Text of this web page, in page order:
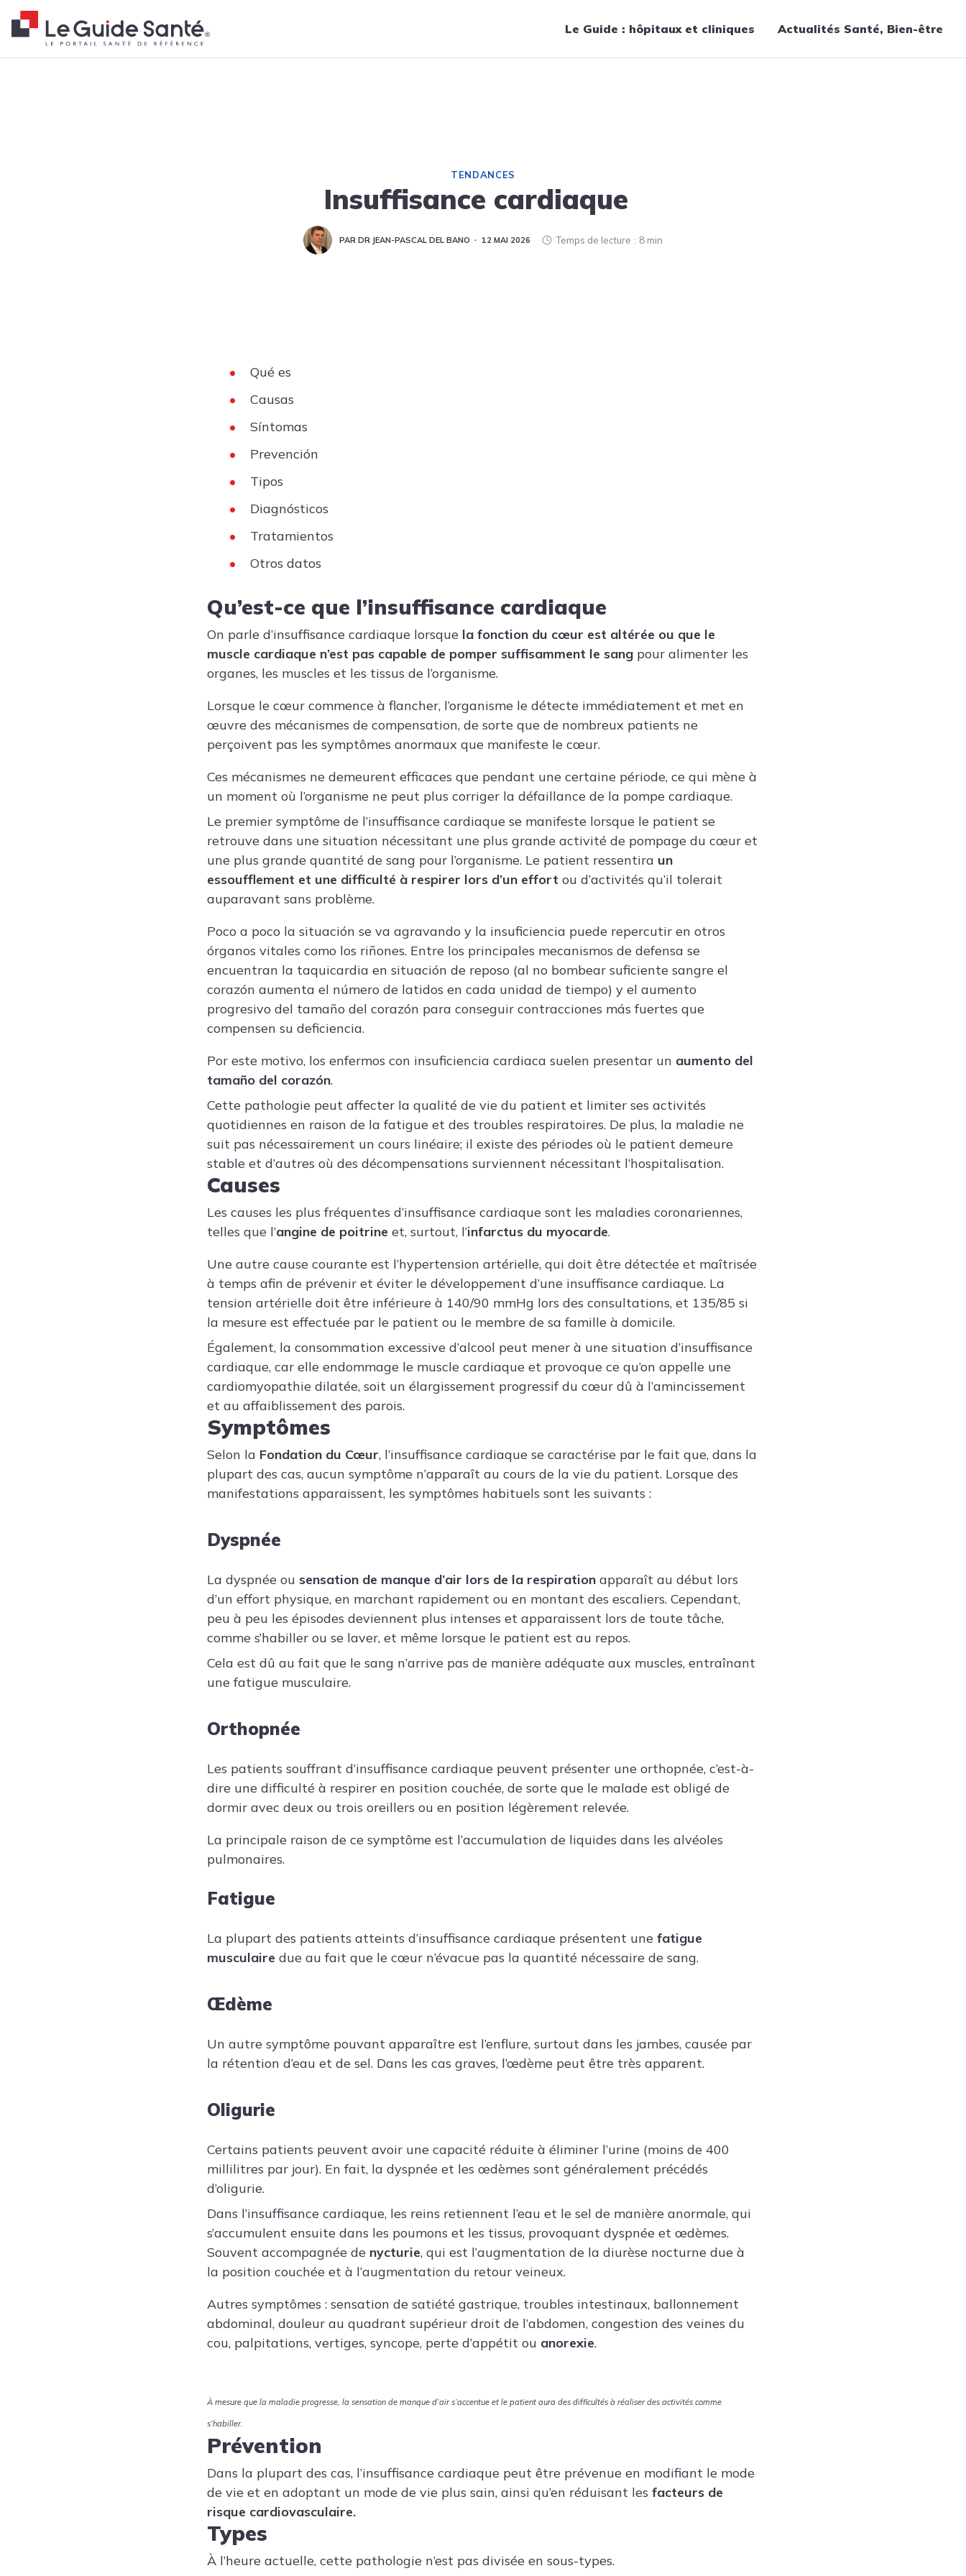
Le Guide : hôpitaux et cliniques Actualités Santé, Bien-être
TENDANCES
Insuffisance cardiaque
PAR DR JEAN-PASCAL DEL BANO 12 MAI 2026 Temps de lecture 8 min
Qué es
Causas
Síntomas
Prevención
Tipos
Diagnósticos
Tratamientos
Otros datos
Qu’est-ce que l’insuffisance cardiaque
On parle d’insuffisance cardiaque lorsque la fonction du cœur est altérée ou que le
muscle cardiaque n’est pas capable de pomper suffisamment le sang pour alimenter les
organes, les muscles et les tissus de l’organisme.
Lorsque le cœur commence à flancher, l’organisme le détecte immédiatement et met en
œuvre des mécanismes de compensation, de sorte que de nombreux patients ne
perçoivent pas les symptômes anormaux que manifeste le cœur.
Ces mécanismes ne demeurent efficaces que pendant une certaine période, ce qui mène à
un moment où l’organisme ne peut plus corriger la défaillance de la pompe cardiaque.
Le premier symptôme de l’insuffisance cardiaque se manifeste lorsque le patient se
retrouve dans une situation nécessitant une plus grande activité de pompage du cœur et
une plus grande quantité de sang pour l’organisme. Le patient ressentira un
essoufflement et une difficulté à respirer lors d’un effort ou d’activités qu’il tolerait
auparavant sans problème.
Poco a poco la situación se va agravando y la insuficiencia puede repercutir en otros
órganos vitales como los riñones. Entre los principales mecanismos de defensa se
encuentran la taquicardia en situación de reposo (al no bombear suficiente sangre el
corazón aumenta el número de latidos en cada unidad de tiempo) y el aumento
progresivo del tamaño del corazón para conseguir contracciones más fuertes que
compensen su deficiencia.
Por este motivo, los enfermos con insuficiencia cardiaca suelen presentar un aumento del
tamaño del corazón.
Cette pathologie peut affecter la qualité de vie du patient et limiter ses activités
quotidiennes en raison de la fatigue et des troubles respiratoires. De plus, la maladie ne
suit pas nécessairement un cours linéaire; il existe des périodes où le patient demeure
stable et d’autres où des décompensations surviennent nécessitant l’hospitalisation.
Causes
Les causes les plus fréquentes d’insuffisance cardiaque sont les maladies coronariennes,
telles que l’angine de poitrine et, surtout, l’infarctus du myocarde.
Une autre cause courante est l’hypertension artérielle, qui doit être détectée et maîtrisée
à temps afin de prévenir et éviter le développement d’une insuffisance cardiaque. La
tension artérielle doit être inférieure à 140/90 mmHg lors des consultations, et 135/85 si
la mesure est effectuée par le patient ou le membre de sa famille à domicile.
Également, la consommation excessive d’alcool peut mener à une situation d’insuffisance
cardiaque, car elle endommage le muscle cardiaque et provoque ce qu’on appelle une
cardiomyopathie dilatée, soit un élargissement progressif du cœur dû à l’amincissement
et au affaiblissement des parois.
Symptômes
Selon la Fondation du Cœur, l’insuffisance cardiaque se caractérise par le fait que, dans la
plupart des cas, aucun symptôme n’apparaît au cours de la vie du patient. Lorsque des
manifestations apparaissent, les symptômes habituels sont les suivants :
Dyspnée
La dyspnée ou sensation de manque d’air lors de la respiration apparaît au début lors
d’un effort physique, en marchant rapidement ou en montant des escaliers. Cependant,
peu à peu les épisodes deviennent plus intenses et apparaissent lors de toute tâche,
comme s’habiller ou se laver, et même lorsque le patient est au repos.
Cela est dû au fait que le sang n’arrive pas de manière adéquate aux muscles, entraînant
une fatigue musculaire.
Orthopnée
Les patients souffrant d’insuffisance cardiaque peuvent présenter une orthopnée, c’est-à-
dire une difficulté à respirer en position couchée, de sorte que le malade est obligé de
dormir avec deux ou trois oreillers ou en position légèrement relevée.
La principale raison de ce symptôme est l’accumulation de liquides dans les alvéoles
pulmonaires.
Fatigue
La plupart des patients atteints d’insuffisance cardiaque présentent une fatigue
musculaire due au fait que le cœur n’évacue pas la quantité nécessaire de sang.
Œdème
Un autre symptôme pouvant apparaître est l’enflure, surtout dans les jambes, causée par
la rétention d’eau et de sel. Dans les cas graves, l’œdème peut être très apparent.
Oligurie
Certains patients peuvent avoir une capacité réduite à éliminer l’urine (moins de 400
millilitres par jour). En fait, la dyspnée et les œdèmes sont généralement précédés
d’oligurie.
Dans l’insuffisance cardiaque, les reins retiennent l’eau et le sel de manière anormale, qui
s’accumulent ensuite dans les poumons et les tissus, provoquant dyspnée et œdèmes.
Souvent accompagnée de nycturie, qui est l’augmentation de la diurèse nocturne due à
la position couchée et à l’augmentation du retour veineux.
Autres symptômes : sensation de satiété gastrique, troubles intestinaux, ballonnement
abdominal, douleur au quadrant supérieur droit de l’abdomen, congestion des veines du
cou, palpitations, vertiges, syncope, perte d’appétit ou anorexie.
À mesure que la maladie progresse, la sensation de manque d’air s’accentue et le patient aura des difficultés à réaliser des activités comme
s’habiller.
Prévention
Dans la plupart des cas, l’insuffisance cardiaque peut être prévenue en modifiant le mode
de vie et en adoptant un mode de vie plus sain, ainsi qu’en réduisant les facteurs de
risque cardiovasculaire.
Types
À l’heure actuelle, cette pathologie n’est pas divisée en sous-types.